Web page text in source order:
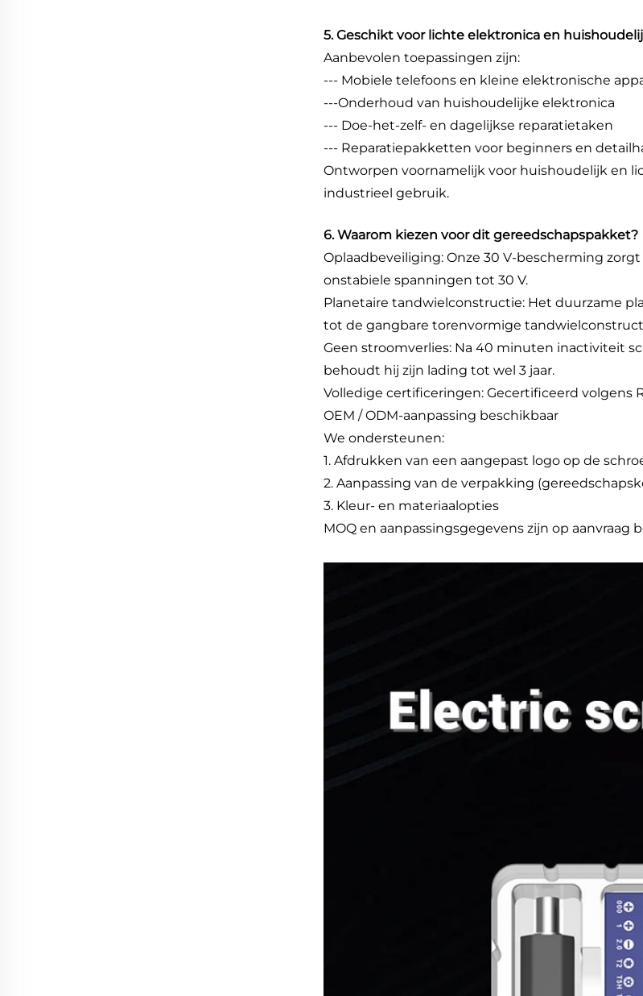
5. Geschikt voor lichte elektronica en
Aanbevolen toepassingen zijn:
--- Mobiele telefoons en kleine elektronische
---Onderhoud van huishoudelijke elektronica
--- Doe-het-zelf- en dagelijkse reparatietaken
--- Reparatiepakketten voor beginners en
Ontworpen voornamelijk voor huishoudelijk en
industrieel gebruik.
6. Waarom kiezen voor dit gereedschapspakket?
Oplaadbeveiliging: Onze 30 V-bescherming
onstabiele spanningen tot 30 V.
Planetaire tandwielconstructie: Het duurzame
tot de gangbare torenvormige
Geen stroomverlies: Na 40 minuten inactiviteit
behoudt hij zijn lading tot wel 3 jaar.
Volledige certificeringen: Gecertificeerd volgens
OEM / ODM-aanpassing beschikbaar
We ondersteunen:
1. Afdrukken van een aangepast logo op de
2. Aanpassing van de verpakking
3. Kleur- en materiaalopties
MOQ en aanpassingsgegevens zijn op aanvraag